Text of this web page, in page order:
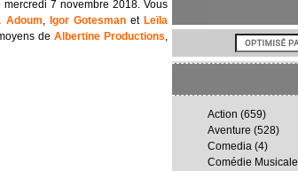
7 novembre 2018. Vous
Adoum, Igor Gotesmanet Leïla
deAlbertine Productions,
Action (659)
Aventure (528)
Comedia (4)
Comédie Musicale